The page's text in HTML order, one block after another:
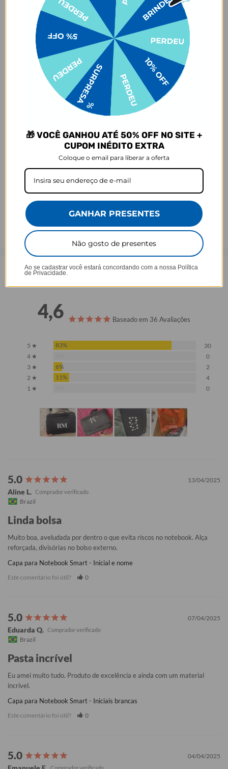
pedido, e o item é criado exclusivamente com a estampa
selecionada,mesmo quando não há customização com nome
- Por isso, é super importante conferir com atenção todos os
detalhes antes de finalizar a compra, como modelo, estampa e
variações escolhidas.
- Após o início da produção,não é possível realizar
cancelamentos ou alterações
, pois o produto não pode retornar
- O produto tem uma garantia de 90 dias contra defeitos de
fabricação, costura e montagem, e 6 meses contra defeitos de
*A imagem do produto é ilustrativa e pode variar de tonalidade e
cor de acordo com a configuração de cada tela.
Prazo de Postagem
Opinião dos consumidores
4,6 Baseado em 36 Avaliações
5 ★ 83%
30
4 ★
0
3 ★
6%
2
2 ★
11%
4
1 ★
0
13/04/2025
Aline L.
Brazil
Linda bolsa
Muito boa, aveludada por dentro o que evita riscos no notebook. Alça
reforçada, divisórias no bolso externo.
Capa para Notebook Smart - Inicial e nome
Este comentário foi útil? 0
07/04/2025
Eduarda Q.
Brazil
Pasta incrível
Eu amei muito tudo. Produto de excelência e ainda com um material
incrível.
Capa para Notebook Smart - Iniciais brancas
Este comentário foi útil? 0
04/04/2025
🎁 VOCÊ GANHOU ATÉ 50% OFF NO SITE +
CUPOM INÉDITO EXTRA
Coloque o email para liberar a oferta
GANHAR PRESENTES
Não gosto de presentes
Ao se cadastrar você estará concordando com a nossa Política
de Privacidade.